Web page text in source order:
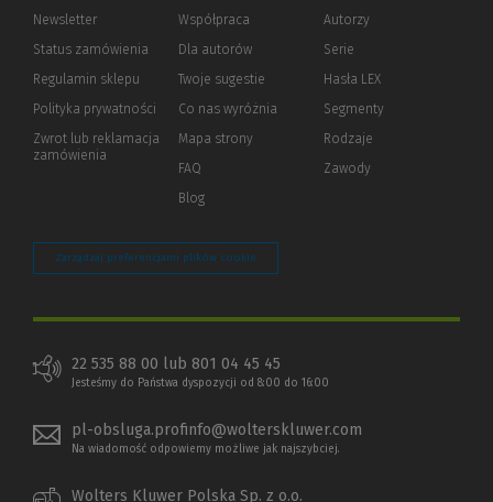
Newsletter
Status zamówienia
Regulamin sklepu
Polityka prywatności (Nowe
(Link
innej
Zwrot lub reklamacja
zamówienia
Współpraca
Dla autorów(Nowe
(Link
innej
strony)
Twoje sugestie
Co nas wyróżnia
Mapa strony
FAQ
Blog
Autorzy
Serie
Hasła LEX
Segmenty
Rodzaje
Zawody
Zarządzaj preferencjami plików cookie
22 535 88 00 lub 801 04 45 45
Jesteśmy do Państwa dyspozycji od 8:00 do 16:00
pl-obsluga.profinfo@wolterskluwer.com
Na wiadomość odpowiemy możliwe jak najszybciej.
Wolters Kluwer Polska Sp. z o.o.